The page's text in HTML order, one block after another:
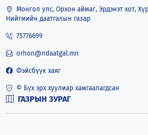
Монгол улс, Орхон аймаг, Эрдэнэт хот,
Нийгмийн даатгалын газар
75776699
orhon@ndaatgal.mn
Фэйсбүүк хаяг
© Бүх эрх хуулиар хамгаалагдсан
ГАЗРЫН ЗУРАГ